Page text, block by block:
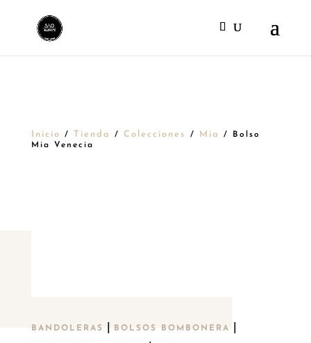
Inicio / Tienda / Colecciones / Mia
/ Bolso
Mia Venecia
BANDOLERAS BOLSOS BOMBONERA